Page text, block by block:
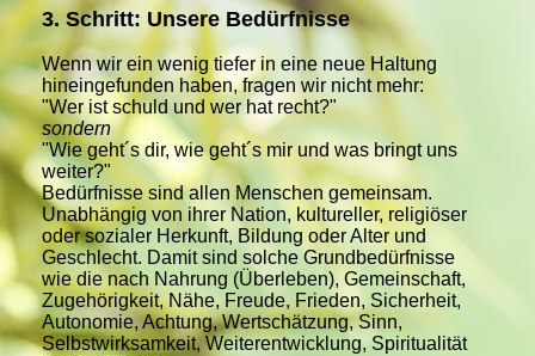
3. Schritt: Unsere Bedürfnisse
Wenn wir ein wenig tiefer in eine neue Haltung
hineingefunden haben, fragen wir nicht mehr:
"Wer ist schuld und wer hat recht?"
sondern
"Wie geht´s dir, wie geht´s mir und was bringt uns
weiter?"
Bedürfnisse sind allen Menschen gemeinsam.
Unabhängig von ihrer Nation, kultureller, religiöser
oder sozialer Herkunft, Bildung oder Alter und
Geschlecht. Damit sind solche Grundbedürfnisse
wie die nach Nahrung (Überleben), Gemeinschaft,
Zugehörigkeit, Nähe, Freude, Frieden, Sicherheit,
Autonomie, Achtung, Wertschätzung, Sinn,
Selbstwirksamkeit, Weiterentwicklung, Spiritualität